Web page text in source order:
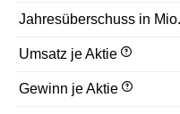
Jahresüberschuss in Mio.
Umsatz je Aktie
Gewinn je Aktie